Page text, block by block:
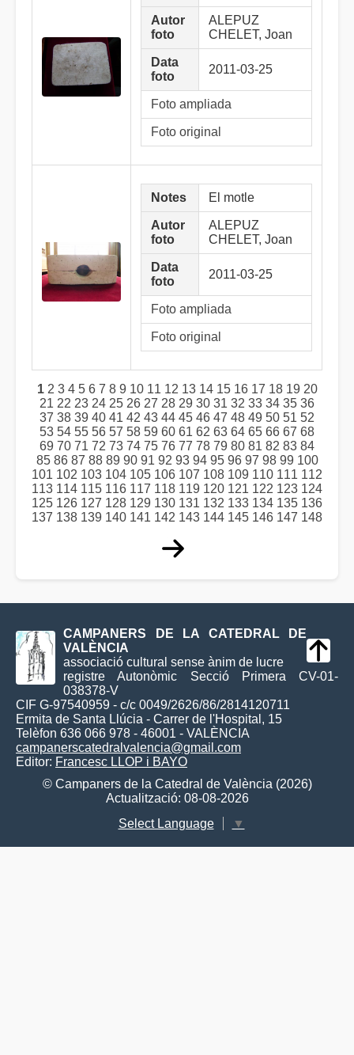
Autor
foto
ALEPUZ
CHELET, Joan
Data
foto
2011-03-25
Foto ampliada
Foto original
Notes El motle
Autor
foto
ALEPUZ
CHELET, Joan
Data
foto
2011-03-25
Foto ampliada
Foto original
1 2 3 4 5 6 7 8 9 10 11 12 13 14 15 16 17 18 19 20
21 22 23 24 25 26 27 28 29 30 31 32 33 34 35 36
37 38 39 40 41 42 43 44 45 46 47 48 49 50 51 52
53 54 55 56 57 58 59 60 61 62 63 64 65 66 67 68
69 70 71 72 73 74 75 76 77 78 79 80 81 82 83 84
85 86 87 88 89 90 91 92 93 94 95 96 97 98 99 100
101 102 103 104 105 106 107 108 109 110 111 112
113 114 115 116 117 118 119 120 121 122 123 124
125 126 127 128 129 130 131 132 133 134 135 136
137 138 139 140 141 142 143 144 145 146 147 148
CAMPANERS DE LA CATEDRAL DE
VALÈNCIA
associació cultural sense ànim de lucre
registre Autonòmic Secció Primera CV-01-
038378-V
CIF G-97540959 - c/c 0049/2626/86/2814120711
Ermita de Santa Llúcia - Carrer de l'Hospital, 15
Telèfon 636 066 978 - 46001 - VALÈNCIA
campanerscatedralvalencia@gmail.com
Editor: Francesc LLOP i BAYO
© Campaners de la Catedral de València (2026)
Actualització: 08-08-2026
Select Language
▼